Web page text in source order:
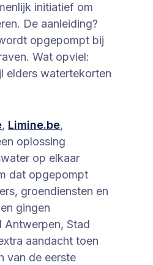
initiatief om
De aanleiding?
opgepompt bij
Wat opviel:
elders watertekorten
, Limine.be,
oplossing
op elkaar
dat opgepompt
groendiensten en
gingen
Antwerpen, Stad
aandacht toen
van de eerste